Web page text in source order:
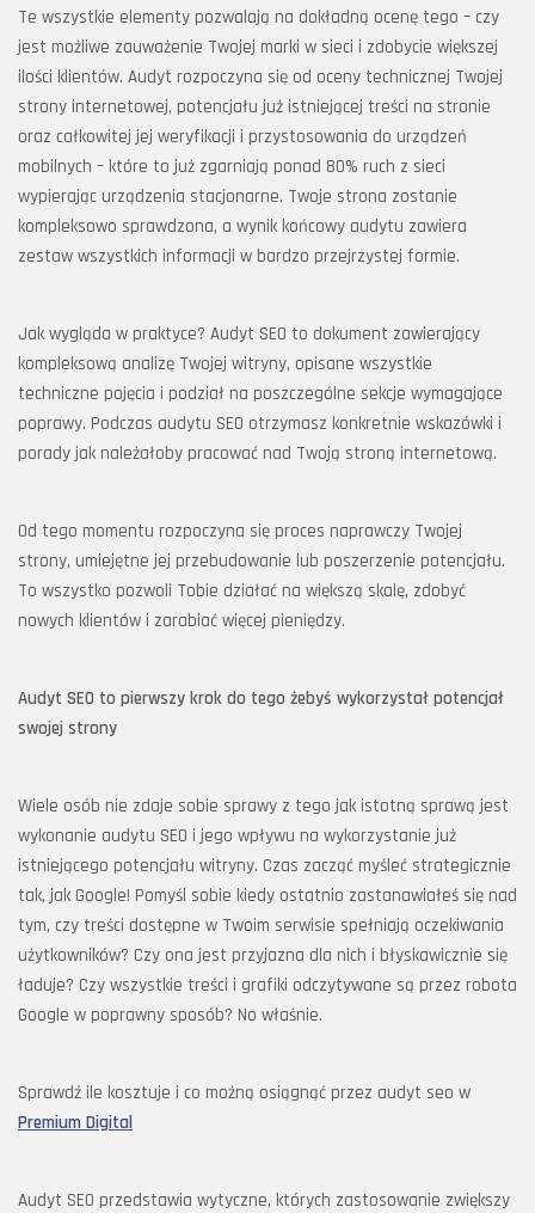
Te wszystkie elementy pozwalają na dokładną ocenę tego – czy
jest możliwe zauważenie Twojej marki w sieci i zdobycie większej
ilości klientów. Audyt rozpoczyna się od oceny technicznej Twojej
strony internetowej, potencjału już istniejącej treści na stronie
oraz całkowitej jej weryfikacji i przystosowania do urządzeń
mobilnych – które to już zgarniają ponad 80% ruch z sieci
wypierając urządzenia stacjonarne. Twoje strona zostanie
kompleksowo sprawdzona, a wynik końcowy audytu zawiera
zestaw wszystkich informacji w bardzo przejrzystej formie.
Jak wygląda w praktyce? Audyt SEO to dokument zawierający
kompleksową analizę Twojej witryny, opisane wszystkie
techniczne pojęcia i podział na poszczególne sekcje wymagające
poprawy. Podczas audytu SEO otrzymasz konkretnie wskazówki i
porady jak należałoby pracować nad Twoją stroną internetową.
Od tego momentu rozpoczyna się proces naprawczy Twojej
strony, umiejętne jej przebudowanie lub poszerzenie potencjału.
To wszystko pozwoli Tobie działać na większą skalę, zdobyć
nowych klientów i zarabiać więcej pieniędzy.
Audyt SEO to pierwszy krok do tego żebyś wykorzystał potencjał
swojej strony
Wiele osób nie zdaje sobie sprawy z tego jak istotną sprawą jest
wykonanie audytu SEO i jego wpływu na wykorzystanie już
istniejącego potencjału witryny. Czas zacząć myśleć strategicznie
tak, jak Google! Pomyśl sobie kiedy ostatnio zastanawiałeś się nad
tym, czy treści dostępne w Twoim serwisie spełniają oczekiwania
użytkowników? Czy ona jest przyjazna dla nich i błyskawicznie się
ładuje? Czy wszystkie treści i grafiki odczytywane są przez robota
Google w poprawny sposób? No właśnie.
Sprawdź ile kosztuje i co możną osiągnąć przez audyt seo w
Premium Digital
Audyt SEO przedstawia wytyczne, których zastosowanie zwiększy